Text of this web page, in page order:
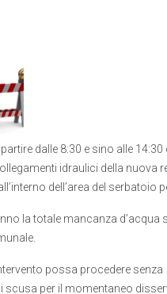
dalle 8:30 e sino alle 14:30
idraulici della nuova
dell’area del serbatoio
la totale mancanza d’acqua
possa procedere senza
scusa per il momentaneo